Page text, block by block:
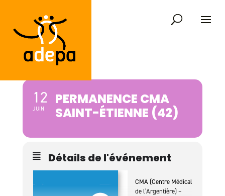
12
JUIN
PERMANENCE CMA
SAINT-ÉTIENNE (42)
Détails de l'événement
CMA (Centre Médical
de l’Argentière) –